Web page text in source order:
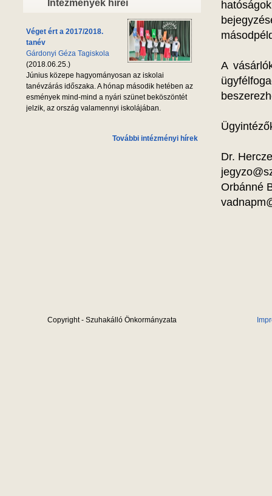
Intézmények hírei
Véget ért a 2017/2018.
tanév
Gárdonyi Géza Tagiskola
(2018.06.25.)
Június közepe hagyományosan az iskolai
tanévzárás időszaka. A hónap második hetében az
esmények mind-mind a nyári szünet beköszöntét
jelzik, az ország valamennyi iskolájában.
További intézményi hírek
A
Dr.
Orbánné
Copyright - Szuhakálló Önkormányzata